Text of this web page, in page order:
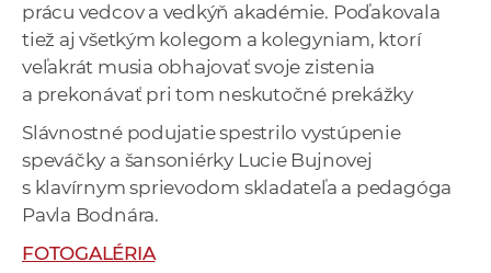
prácu vedcov a vedkýň akadémie. Poďakovala
tiež aj všetkým kolegom a kolegyniam, ktorí
veľakrát musia obhajovať svoje zistenia
a prekonávať pri tom neskutočné prekážky
Slávnostné podujatie spestrilo vystúpenie
speváčky a šansoniérky Lucie Bujnovej
s klavírnym sprievodom skladateľa a pedagóga
Pavla Bodnára.
FOTOGALÉRIA